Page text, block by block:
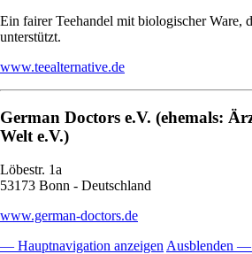
Ein fairer Teehandel mit biologischer Ware,
unterstützt.
www.teealternative.de
German Doctors e.V. (ehemals:
Welt e.V.)
Löbestr. 1a
53173 Bonn - Deutschland
www.german-doctors.de
— Hauptnavigation anzeigen Ausblenden —